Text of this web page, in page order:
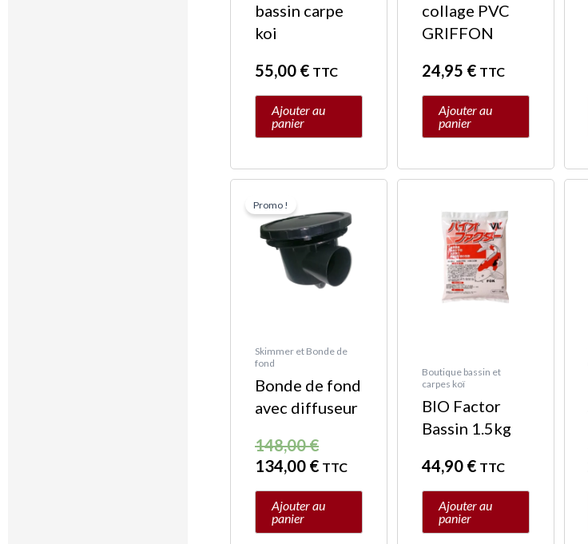
bassin carpe
koi
55,00 € TTC
Ajouter au
panier
collage PVC
GRIFFON
24,95 € TTC
Ajouter au
panier
Promo !
Skimmer et Bonde de
fond
Bonde de fond
avec diffuseur
148,00€
prix
initial
était :
148,00 €.
134,00 €
prix
actuel
est :
134,00 €.
TTC
Ajouter au
panier
Boutique bassin et
carpes koï
BIO Factor
Bassin 1.5kg
44,90 € TTC
Ajouter au
panier